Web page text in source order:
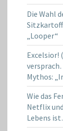
Die Wahl
„Looper“
Excelsior!
Mythos:
Wie das
Netflix
Lebens